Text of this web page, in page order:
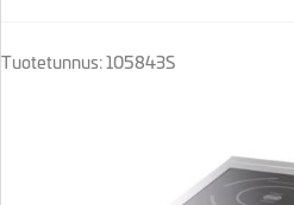
Tuotetunnus: 105843S